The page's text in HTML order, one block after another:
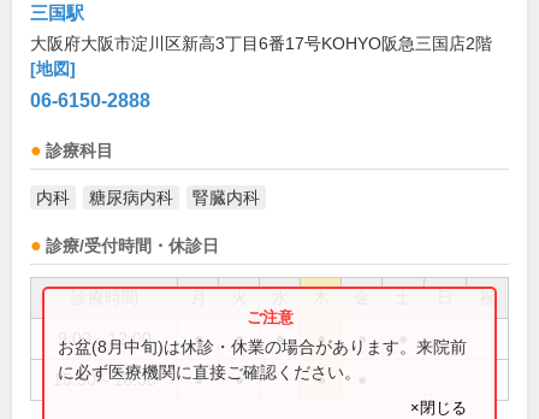
三国駅
大阪府大阪市淀川区新高3丁目6番17号KOHYO阪急三国店2階
[地図]
06-6150-2888
診療科目
内科 糖尿病内科 腎臓内科
診療/受付時間・休診日
祝
9:00～12:00 ● ● ● ● ●
15:30～18:30 ● ● ●
お盆(8月中旬)は休診・休業の場合があります。来院前
に必ず医療機関に直接ご確認ください。
×閉じる